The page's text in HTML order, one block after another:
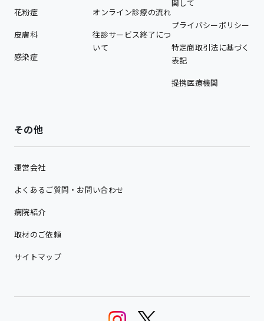
花粉症
皮膚科
感染症
オンライン診療の流れ
往診サービス終了につ
いて
関して
プライバシーポリシー
特定商取引法に基づく
表記
提携医療機関
その他
運営会社
よくあるご質問・お問い合わせ
病院紹介
取材のご依頼
サイトマップ